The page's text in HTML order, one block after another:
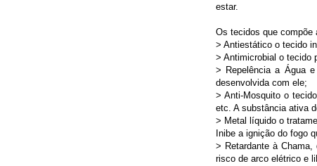
estar.
Os tecidos que compõe
> Antiestático o tecido
> Antimicrobial o tecido
> Repelência a Água
desenvolvida com ele;
> Anti-Mosquito o
etc. A substância ativa
> Metal líquido o
Inibe a ignição do fogo
> Retardante à
risco de arco elétrico e